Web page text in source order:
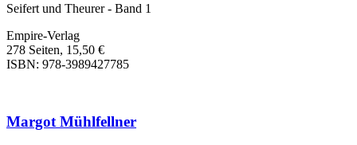
Seifert und Theurer - Band 1
Empire-Verlag
278 Seiten, 15,50 €
ISBN: 978-3989427785
Margot Mühlfellner